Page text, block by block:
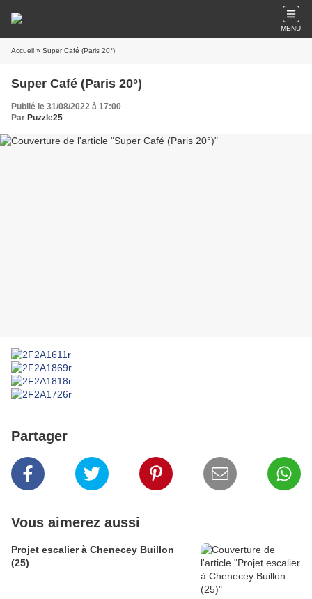
MENU
Accueil » Super Café (Paris 20°)
Super Café (Paris 20°)
Publié le 31/08/2022 à 17:00
Par Puzzle25
Partager
Vous aimerez aussi
Projet escalier à Chenecey Buillon
(25)